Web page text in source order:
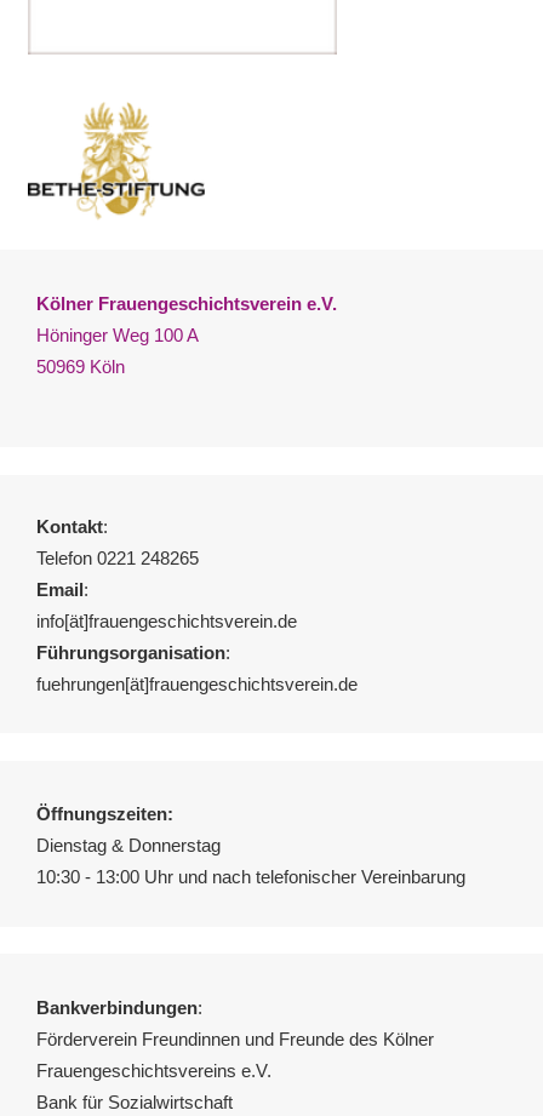
Kölner Frauengeschichtsverein e.V.
Höninger Weg 100 A
50969 Köln
Kontakt:
Telefon 0221 248265
Email:
info[ät]frauengeschichtsverein.de
Führungsorganisation:
fuehrungen[ät]frauengeschichtsverein.de
Öffnungszeiten:
Dienstag & Donnerstag
10:30 - 13:00 Uhr und nach telefonischer Vereinbarung
Bankverbindungen:
Förderverein Freundinnen und Freunde des Kölner
Frauengeschichtsvereins e.V.
Bank für Sozialwirtschaft